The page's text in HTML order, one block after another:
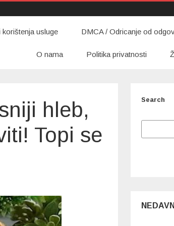
to
korištenja usluge DMCA / Odricanje od
O nama Politika privatnosti
hleb,
Topi se
Search